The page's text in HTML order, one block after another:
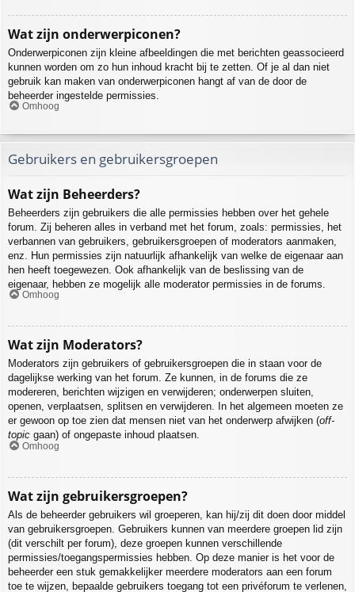
Wat zijn onderwerpiconen?
Onderwerpiconen zijn kleine afbeeldingen die met berichten geassocieerd
kunnen worden om zo hun inhoud kracht bij te zetten. Of je al dan niet
gebruik kan maken van onderwerpiconen hangt af van de door de
beheerder ingestelde permissies.
Omhoog
Gebruikers en gebruikersgroepen
Wat zijn Beheerders?
Beheerders zijn gebruikers die alle permissies hebben over het gehele
forum. Zij beheren alles in verband met het forum, zoals: permissies, het
verbannen van gebruikers, gebruikersgroepen of moderators aanmaken,
enz. Hun permissies zijn natuurlijk afhankelijk van welke de eigenaar aan
hen heeft toegewezen. Ook afhankelijk van de beslissing van de
eigenaar, hebben ze mogelijk alle moderator permissies in de forums.
Omhoog
Wat zijn Moderators?
Moderators zijn gebruikers of gebruikersgroepen die in staan voor de
dagelijkse werking van het forum. Ze kunnen, in de forums die ze
modereren, berichten wijzigen en verwijderen; onderwerpen sluiten,
openen, verplaatsen, splitsen en verwijderen. In het algemeen moeten ze
er gewoon op toe zien dat mensen niet van het onderwerp afwijken (off-
topic gaan) of ongepaste inhoud plaatsen.
Omhoog
Wat zijn gebruikersgroepen?
Als de beheerder gebruikers wil groeperen, kan hij/zij dit doen door middel
van gebruikersgroepen. Gebruikers kunnen van meerdere groepen lid zijn
(dit verschilt per forum), deze groepen kunnen verschillende
permissies/toegangspermissies hebben. Op deze manier is het voor de
beheerder een stuk gemakkelijker meerdere moderators aan een forum
toe te wijzen, bepaalde gebruikers toegang tot een privéforum te verlenen,